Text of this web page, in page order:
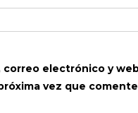
correo electrónico y
vez que